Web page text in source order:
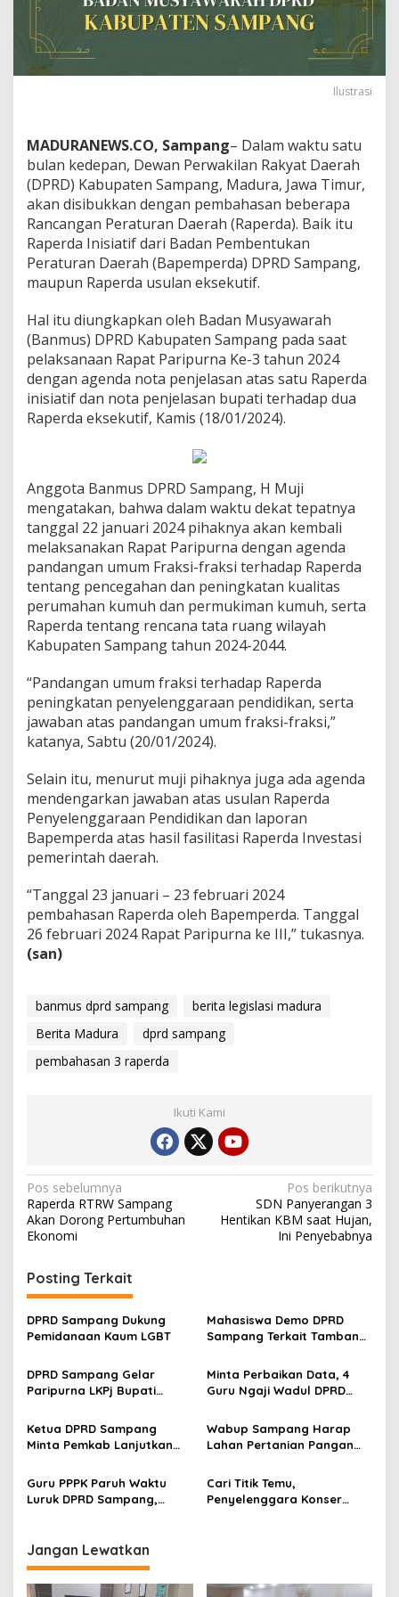
Ilustrasi
MADURANEWS.CO, Sampang– Dalam waktu satu
bulan kedepan, Dewan Perwakilan Rakyat Daerah
(DPRD) Kabupaten Sampang, Madura, Jawa Timur,
akan disibukkan dengan pembahasan beberapa
Rancangan Peraturan Daerah (Raperda). Baik itu
Raperda Inisiatif dari Badan Pembentukan
Peraturan Daerah (Bapemperda) DPRD Sampang,
maupun Raperda usulan eksekutif.
Hal itu diungkapkan oleh Badan Musyawarah
(Banmus) DPRD Kabupaten Sampang pada saat
pelaksanaan Rapat Paripurna Ke-3 tahun 2024
dengan agenda nota penjelasan atas satu Raperda
inisiatif dan nota penjelasan bupati terhadap dua
Raperda eksekutif, Kamis (18/01/2024).
Anggota Banmus DPRD Sampang, H Muji
mengatakan, bahwa dalam waktu dekat tepatnya
tanggal 22 januari 2024 pihaknya akan kembali
melaksanakan Rapat Paripurna dengan agenda
pandangan umum Fraksi-fraksi terhadap Raperda
tentang pencegahan dan peningkatan kualitas
perumahan kumuh dan permukiman kumuh, serta
Raperda tentang rencana tata ruang wilayah
Kabupaten Sampang tahun 2024-2044.
“Pandangan umum fraksi terhadap Raperda
peningkatan penyelenggaraan pendidikan, serta
jawaban atas pandangan umum fraksi-fraksi,”
katanya, Sabtu (20/01/2024).
Selain itu, menurut muji pihaknya juga ada agenda
mendengarkan jawaban atas usulan Raperda
Penyelenggaraan Pendidikan dan laporan
Bapemperda atas hasil fasilitasi Raperda Investasi
pemerintah daerah.
“Tanggal 23 januari – 23 februari 2024
pembahasan Raperda oleh Bapemperda. Tanggal
26 februari 2024 Rapat Paripurna ke III,” tukasnya.
(san)
banmus dprd sampang
berita legislasi madura
Berita Madura
dprd sampang
pembahasan 3 raperda
Ikuti Kami
Navigasi
pos
Pos sebelumnya
Raperda RTRW Sampang
Akan Dorong Pertumbuhan
Ekonomi
Pos berikutnya
SDN Panyerangan 3
Hentikan KBM saat Hujan,
Ini Penyebabnya
Posting Terkait
DPRD Sampang Dukung
Pemidanaan Kaum LGBT
Mahasiswa Demo DPRD
Sampang Terkait Tambang
DPRD Sampang Gelar
Paripurna LKPj Bupati
Minta Perbaikan Data, 4
Guru Ngaji Wadul DPRD
Ketua DPRD Sampang
Minta Pemkab Lanjutkan
Masyarakat
Wabup Sampang Harap
Lahan Pertanian Pangan
Guru PPPK Paruh Waktu
Luruk DPRD Sampang,
Cari Titik Temu,
Penyelenggara Konser
Jangan Lewatkan